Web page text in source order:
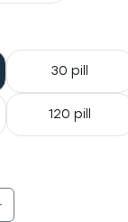
30 pill
120 pill